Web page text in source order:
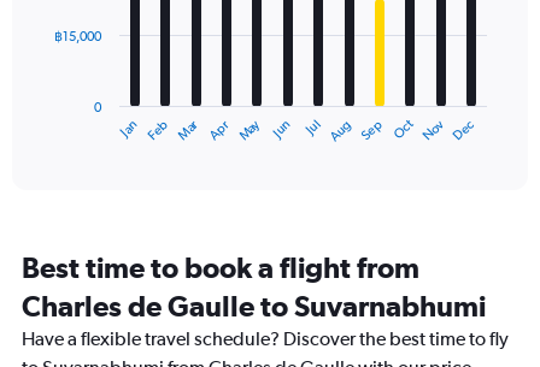
to
The
categories.
The
chart
has
Jan Feb Mar Apr May Jun Jul Aug Sep Oct Nov Dec
0
฿15,000
Best time to book a flight from
Charles de Gaulle to Suvarnabhumi
Have a flexible travel schedule? Discover the best time to fly